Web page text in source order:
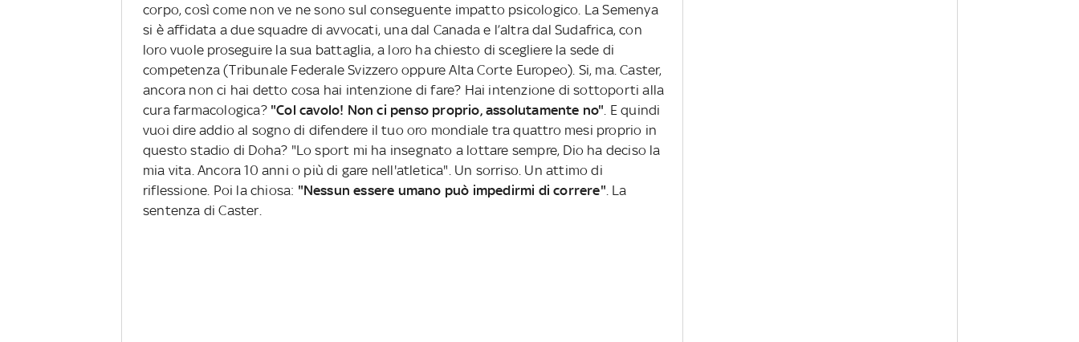
corpo, così come non ve ne sono sul conseguente impatto psicologico. La Semenya
si è affidata a due squadre di avvocati, una dal Canada e l’altra dal Sudafrica, con
loro vuole proseguire la sua battaglia, a loro ha chiesto di scegliere la sede di
competenza (Tribunale Federale Svizzero oppure Alta Corte Europeo). Si, ma. Caster,
ancora non ci hai detto cosa hai intenzione di fare? Hai intenzione di sottoporti alla
cura farmacologica? "Col cavolo! Non ci penso proprio, assolutamente no" . E quindi
vuoi dire addio al sogno di difendere il tuo oro mondiale tra quattro mesi proprio in
questo stadio di Doha? "Lo sport mi ha insegnato a lottare sempre, Dio ha deciso la
mia vita. Ancora 10 anni o più di gare nell'atletica". Un sorriso. Un attimo di
riflessione. Poi la chiosa: "Nessun essere umano può impedirmi di correre" . La
sentenza di Caster.